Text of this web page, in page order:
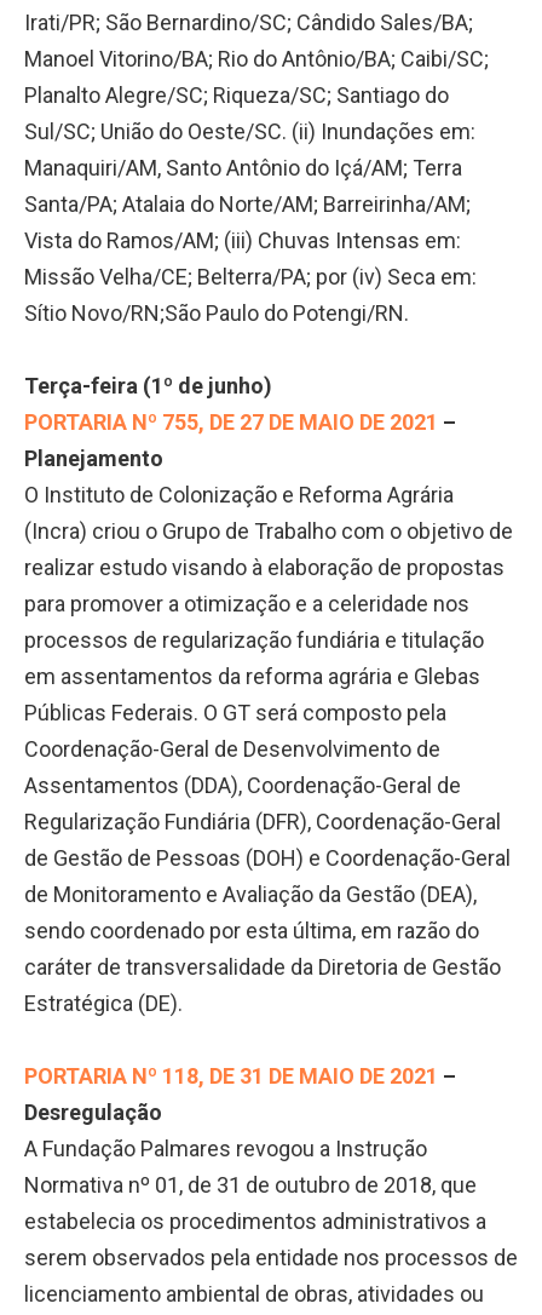
Irati/PR; São Bernardino/SC; Cândido Sales/BA;
Manoel Vitorino/BA; Rio do Antônio/BA; Caibi/SC;
Planalto Alegre/SC; Riqueza/SC; Santiago do
Sul/SC; União do Oeste/SC. (ii) Inundações em:
Manaquiri/AM, Santo Antônio do Içá/AM; Terra
Santa/PA; Atalaia do Norte/AM; Barreirinha/AM;
Vista do Ramos/AM; (iii) Chuvas Intensas em:
Missão Velha/CE; Belterra/PA; por (iv) Seca em:
Sítio Novo/RN;São Paulo do Potengi/RN.
Terça-feira (1º de junho)
PORTARIA Nº 755, DE 27 DE MAIO DE 2021 –
Planejamento
O Instituto de Colonização e Reforma Agrária
(Incra) criou o Grupo de Trabalho com o objetivo de
realizar estudo visando à elaboração de propostas
para promover a otimização e a celeridade nos
processos de regularização fundiária e titulação
em assentamentos da reforma agrária e Glebas
Públicas Federais. O GT será composto pela
Coordenação-Geral de Desenvolvimento de
Assentamentos (DDA), Coordenação-Geral de
Regularização Fundiária (DFR), Coordenação-Geral
de Gestão de Pessoas (DOH) e Coordenação-Geral
de Monitoramento e Avaliação da Gestão (DEA),
sendo coordenado por esta última, em razão do
caráter de transversalidade da Diretoria de Gestão
Estratégica (DE).
PORTARIA Nº 118, DE 31 DE MAIO DE 2021 –
Desregulação
A Fundação Palmares revogou a Instrução
Normativa nº 01, de 31 de outubro de 2018, que
estabelecia os procedimentos administrativos a
serem observados pela entidade nos processos de
licenciamento ambiental de obras, atividades ou